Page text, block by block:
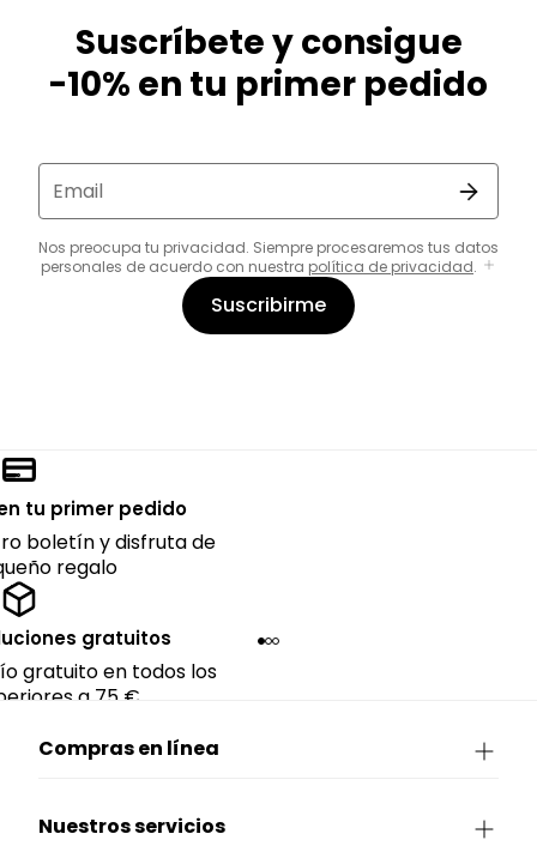
Suscríbete y consigue
-10% en tu primer pedido
Email
Nos preocupa tu privacidad. Siempre procesaremos tus datos
personales de acuerdo con nuestra política de privacidad.
Suscribirme
tu primer pedido
boletín y disfruta de
regalo
gratuitos
gratuito en todos los
a 75 €.
Compras en línea
Nuestros servicios